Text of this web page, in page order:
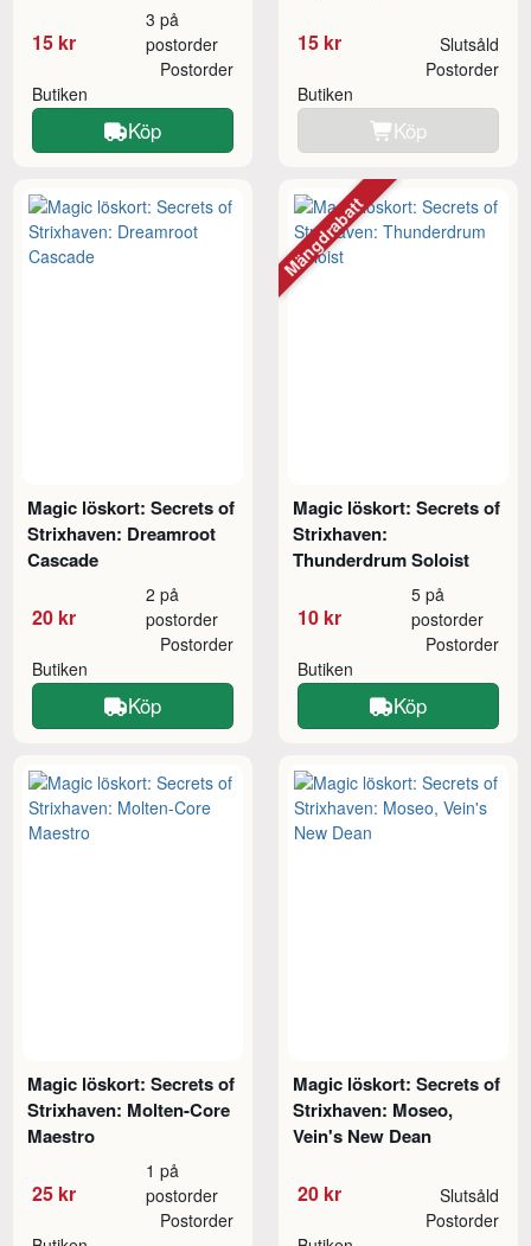
15 kr
3 på
postorder
Butiken
Postorder
Köp
15 kr Slutsåld
Butiken
Postorder
Köp
Magic löskort: Secrets of
Strixhaven: Dreamroot
Cascade
20 kr
2 på
postorder
Butiken
Postorder
Köp
Magic löskort: Secrets of
Strixhaven:
Thunderdrum Soloist
10 kr
5 på
postorder
Butiken
Postorder
Köp
Mängdrabatt
Magic löskort: Secrets of
Strixhaven: Molten-Core
Maestro
25 kr
1 på
postorder
Postorder
Magic löskort: Secrets of
Strixhaven: Moseo,
Vein's New Dean
20 kr Slutsåld
Postorder